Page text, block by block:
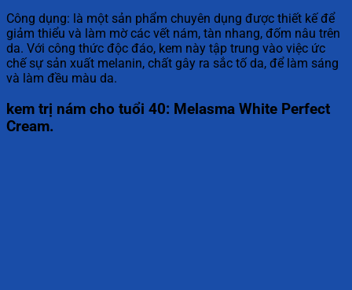
Công dụng: là một sản phẩm chuyên dụng được thiết kế để
giảm thiểu và làm mờ các vết nám, tàn nhang, đốm nâu trên
da. Với công thức độc đáo, kem này tập trung vào việc ức
chế sự sản xuất melanin, chất gây ra sắc tố da, để làm sáng
và làm đều màu da.
kem trị nám cho tuổi 40: Melasma White Perfect
Cream.